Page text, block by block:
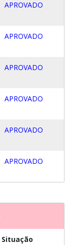
APROVADO
APROVADO
APROVADO
APROVADO
APROVADO
APROVADO
Situação